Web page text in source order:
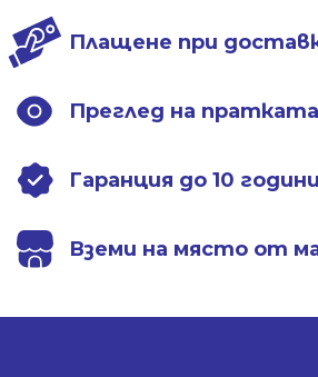
Плащене при
Преглед на пратката
Гаранция до 10 години
Вземи на място от